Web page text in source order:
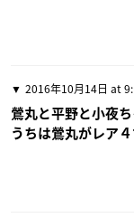
2016年10月14日 at
鶯丸と平野と小夜
うちは鶯丸がレア